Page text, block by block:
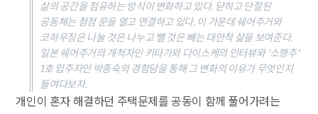
삶의 공간을 점유하는 방식이 변화하고 있다. 닫히고 단절된
공동체는 점점 문을 열고 연결하고 있다. 이 가운데 쉐어주거와
코하우징은 나눌 것은 나누고 뺄 것은 빼는 대안적 삶을 보여준다.
일본 쉐어주거의 개척자인 키타가와 다이스케의 인터뷰와 ‘소행주’
1호 입주자인 박종숙의 경험담을 통해 그 변화의 이유가 무엇인지
들여다보자.
개인이 혼자 해결하던 주택문제를 공동이 함께 풀어가려는